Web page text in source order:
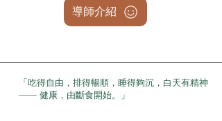
導師介紹
「吃得自由，排得暢順，睡得夠沉，白天有精神
—— 健康，由斷食開始。」